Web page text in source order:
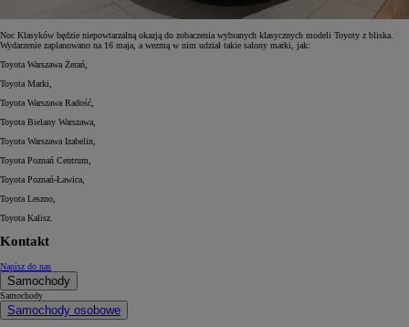
Noc Klasyków będzie niepowtarzalną okazją do zobaczenia wybranych klasycznych modeli Toyoty z bliska.
Wydarzenie zaplanowano na 16 maja, a wezmą w nim udział takie salony marki, jak:
Toyota Warszawa Żerań,
Toyota Marki,
Toyota Warszawa Radość,
Toyota Bielany Warszawa,
Toyota Warszawa Izabelin,
Toyota Poznań Centrum,
Toyota Poznań-Ławica,
Toyota Leszno,
Toyota Kalisz.
Kontakt
Napisz do nas
Samochody
Samochody
Samochody osobowe